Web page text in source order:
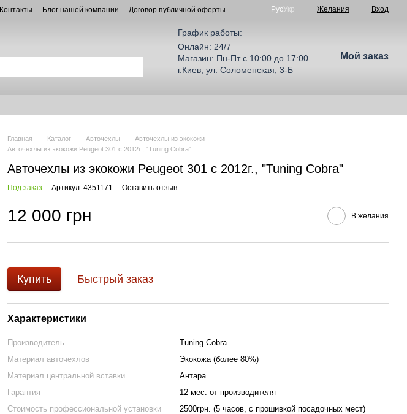
Контакты Блог нашей компании Договор публичной оферты РусУкр Желания Вход
График работы:
Онлайн: 24/7
Магазин: Пн-Пт с 10:00 до 17:00
г.Киев, ул. Соломенская, 3-Б
Мой заказ
Главная Каталог Авточехлы
Авточехлы из экокожи
Авточехлы из экокожи Peugeot 301 с 2012г., "Tuning Cobra"
Авточехлы из экокожи Peugeot 301 с 2012г., "Tuning Cobra"
Под заказ Артикул: 4351171 Оставить отзыв
12 000 грн В желания
Купить Быстрый заказ
Характеристики
Производитель
Tuning Cobra
Материал авточехлов
Экокожа (более 80%)
Материал центральной вставки
Антара
Гарантия
12 мес. от производителя
Стоимость профессиональной установки
2500грн. (5 часов, с прошивкой посадочных мест)